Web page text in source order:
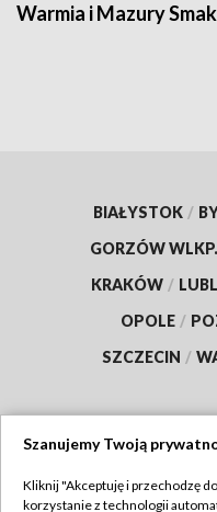
Warmia i Mazury
BIAŁYSTOK /
GORZÓW WLKP.
KRAKÓW /
OPOLE /
SZCZECIN /
Szanujemy Twoją
Kliknij "Akceptuję i przechodzę
korzystanie z technologii